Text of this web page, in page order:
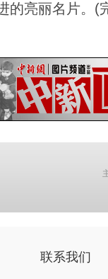
的亮丽名片。(
联系我们